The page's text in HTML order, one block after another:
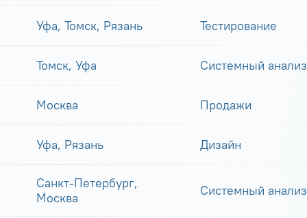
Уфа, Томск, Рязань Тестирование
Томск, Уфа Системный анализ
Москва Продажи
Уфа, Рязань Дизайн
Санкт-Петербург,
Москва
Системный анализ